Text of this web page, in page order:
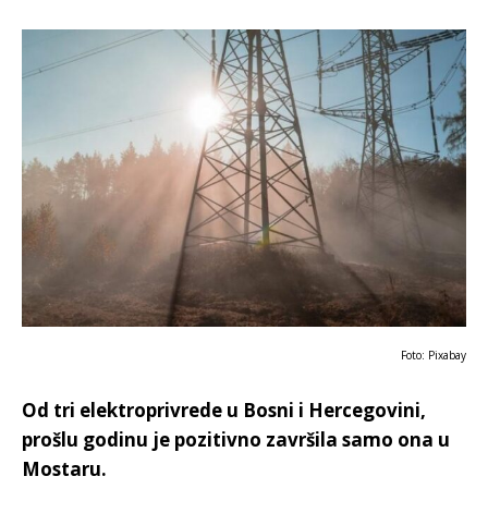
Foto: Pixabay
Od tri elektroprivrede u Bosni i Hercegovini,
prošlu godinu je pozitivno završila samo ona u
Mostaru.